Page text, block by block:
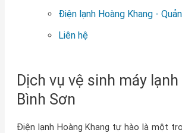
Điện lạnh Hoàng Khang -
Liên hệ
Dịch vụ vệ sinh máy
Bình Sơn
Điện lạnh Hoàng Khang tự hào là một